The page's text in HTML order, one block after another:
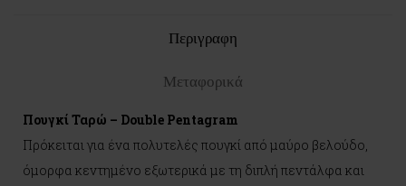
Περιγραφη
Μεταφορικά
Πουγκί Ταρώ – Double Pentagram
Πρόκειται για ένα πολυτελές πουγκί από μαύρο βελούδο,
όμορφα κεντημένο εξωτερικά με τη διπλή πεντάλφα και